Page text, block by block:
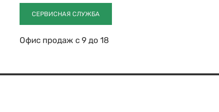
СЕРВИСНАЯ СЛУЖБА
Офис продаж с 9 до 18